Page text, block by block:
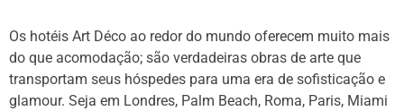
Os hotéis Art Déco ao redor do mundo oferecem muito mais
do que acomodação; são verdadeiras obras de arte que
transportam seus hóspedes para uma era de sofisticação e
glamour. Seja em Londres, Palm Beach, Roma, Paris, Miami